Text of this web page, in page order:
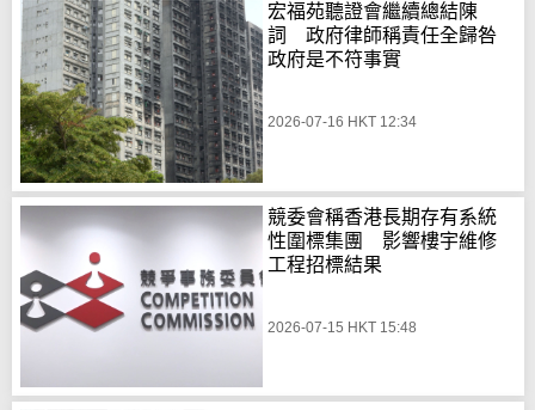
宏福苑聽證會繼續總結陳
詞 政府律師稱責任全歸咎
政府是不符事實
2026-07-16 HKT 12:34
競委會稱香港長期存有系統
性圍標集團 影響樓宇維修
工程招標結果
2026-07-15 HKT 15:48